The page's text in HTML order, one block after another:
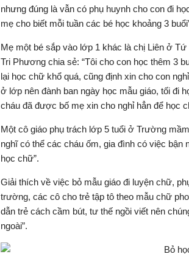
nhưng đúng là vẫn có phụ huynh cho con đi
mẹ cho biết mỗi tuần các bé học khoảng 3
Mẹ một bé sắp vào lớp 1 khác là chị Liên ở
Tri Phương chia sẻ: “Tôi cho con học thêm 3
lại học chữ khổ quá, cũng định xin cho con
ở lớp nên đành ban ngày học mẫu giáo, tối đi
cháu đã được bố mẹ xin cho nghỉ hẳn để học
Một cô giáo phụ trách lớp 5 tuổi ở Trường
nghĩ có thể các cháu ốm, gia đình có việc
học chữ”.
Giải thích về việc bỏ mẫu giáo đi luyện chữ,
trường, các cô cho trẻ tập tô theo mẫu chữ
dẫn trẻ cách cầm bút, tư thế ngồi viết nên
ngoài”.